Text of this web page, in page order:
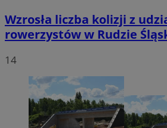
Wzrosła liczba kolizji z
rowerzystów w Rudzie
14